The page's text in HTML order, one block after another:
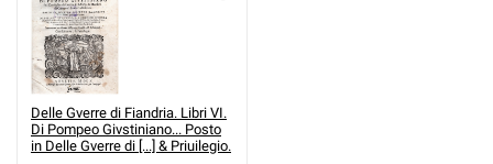
Delle Gverre di Fiandria. Libri VI.
Di Pompeo Givstiniano... Posto
in Delle Gverre di [...] & Priuilegio.